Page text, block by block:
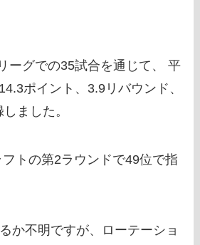
ーグでの35試合を通じて、 平
ポイント、3.9リバウンド、
ました。
トの第2ラウンドで49位で指
か不明ですが、ローテーショ